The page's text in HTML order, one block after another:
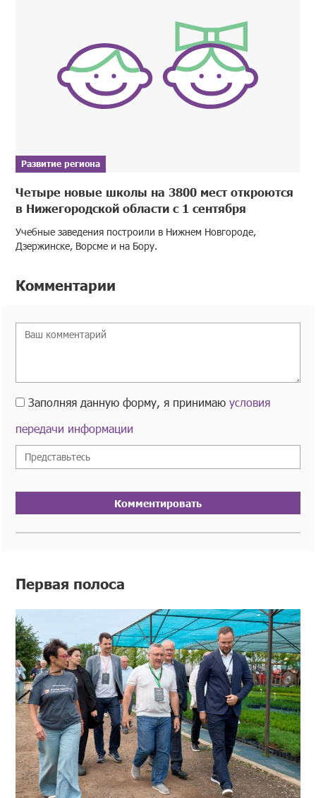
Развитие региона
Четыре новые школы на 3800 мест откроются
в Нижегородской области с 1 сентября
Учебные заведения построили в Нижнем Новгороде,
Дзержинске, Ворсме и на Бору.
Комментарии
Заполняя данную форму, я принимаюусловия
передачи информации
Комментировать
Первая полоса